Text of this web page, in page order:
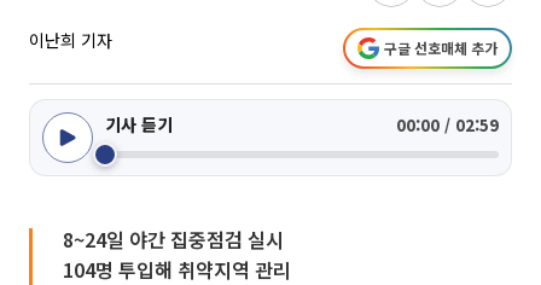
이난희 기자 구글 선호매체 추가
기사 듣기 00:00 / 02:59
8~24일 야간 집중점검 실시
104명 투입해 취약지역 관리